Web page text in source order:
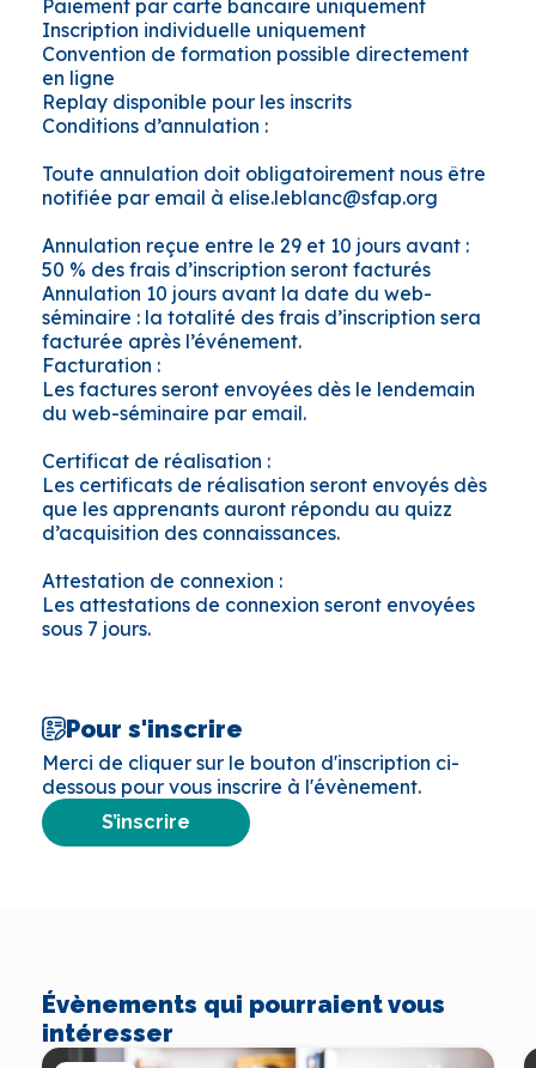
Paiement par carte bancaire uniquement
Inscription individuelle uniquement
Convention de formation possible directement
en ligne
Replay disponible pour les inscrits
Conditions d’annulation :
Toute annulation doit obligatoirement nous être
notifiée par email à elise.leblanc@sfap.org
Annulation reçue entre le 29 et 10 jours avant :
50 % des frais d’inscription seront facturés
Annulation 10 jours avant la date du web-
séminaire : la totalité des frais d’inscription sera
facturée après l’événement.
Facturation :
Les factures seront envoyées dès le lendemain
du web-séminaire par email.
Certificat de réalisation :
Les certificats de réalisation seront envoyés dès
que les apprenants auront répondu au quizz
d’acquisition des connaissances.
Attestation de connexion :
Les attestations de connexion seront envoyées
sous 7 jours.
Pour s'inscrire
Merci de cliquer sur le bouton d'inscription ci-
dessous pour vous inscrire à l'évènement.
S’inscrire
Évènements qui pourraient vous
intéresser